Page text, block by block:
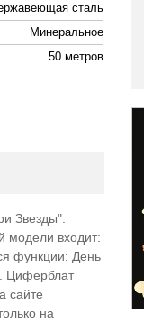
сталь
Минеральное
50 метров
Звезды".
модели входит:
функции: День
Циферблат
сайте
на